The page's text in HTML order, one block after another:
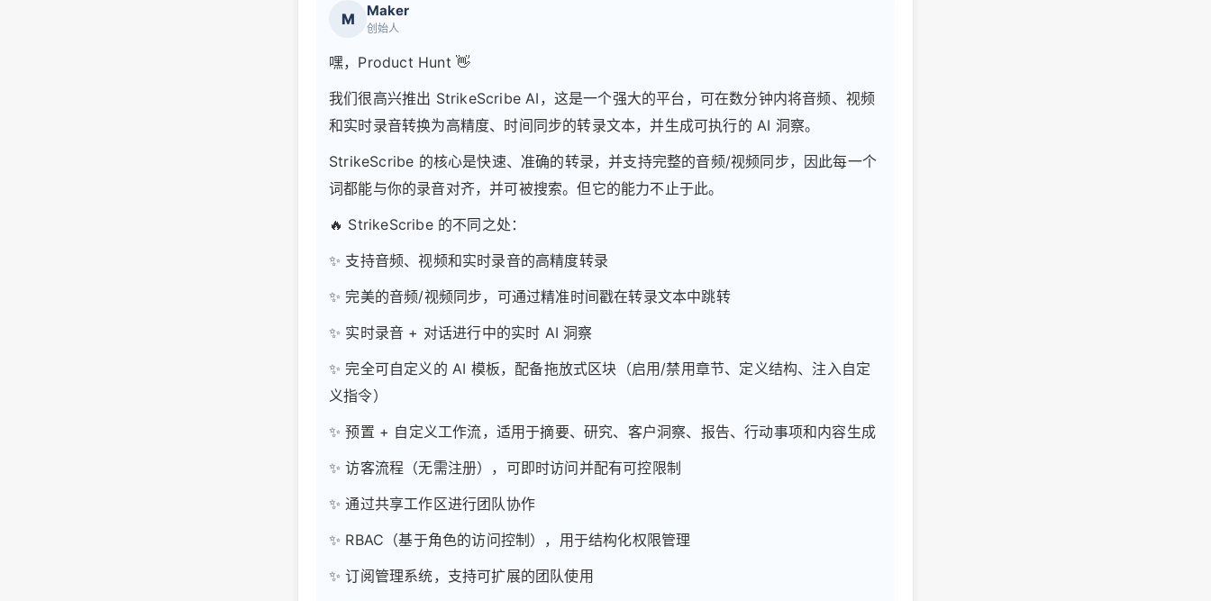
M Maker
创始人
嘿，Product Hunt 👋
我们很高兴推出 StrikeScribe AI，这是一个强大的平台，可在数分钟内将音频、视频
和实时录音转换为高精度、时间同步的转录文本，并生成可执行的 AI 洞察。
StrikeScribe 的核心是快速、准确的转录，并支持完整的音频/视频同步，因此每一个
词都能与你的录音对齐，并可被搜索。但它的能力不止于此。
🔥 StrikeScribe 的不同之处：
✨ 支持音频、视频和实时录音的高精度转录
✨ 完美的音频/视频同步，可通过精准时间戳在转录文本中跳转
✨ 实时录音 + 对话进行中的实时 AI 洞察
✨ 完全可自定义的 AI 模板，配备拖放式区块（启用/禁用章节、定义结构、注入自定
义指令）
✨ 预置 + 自定义工作流，适用于摘要、研究、客户洞察、报告、行动事项和内容生成
✨ 访客流程（无需注册），可即时访问并配有可控限制
✨ 通过共享工作区进行团队协作
✨ RBAC（基于角色的访问控制），用于结构化权限管理
✨ 订阅管理系统，支持可扩展的团队使用